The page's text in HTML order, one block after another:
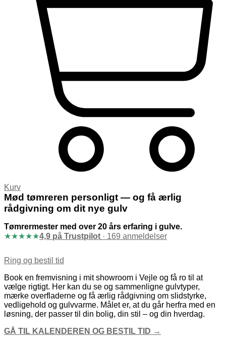
Kurv
Mød tømreren personligt — og få ærlig
rådgivning om dit nye gulv
Tømrermester med over 20 års erfaring i gulve.
★★★★★4,9 på Trustpilot · 169 anmeldelser
Ring og bestil tid
Book en fremvisning i mit showroom i Vejle og få ro til at
vælge rigtigt. Her kan du se og sammenligne gulvtyper,
mærke overfladerne og få ærlig rådgivning om slidstyrke,
vedligehold og gulvvarme. Målet er, at du går herfra med en
løsning, der passer til din bolig, din stil – og din hverdag.
GÅ TIL KALENDEREN OG BESTIL TID →